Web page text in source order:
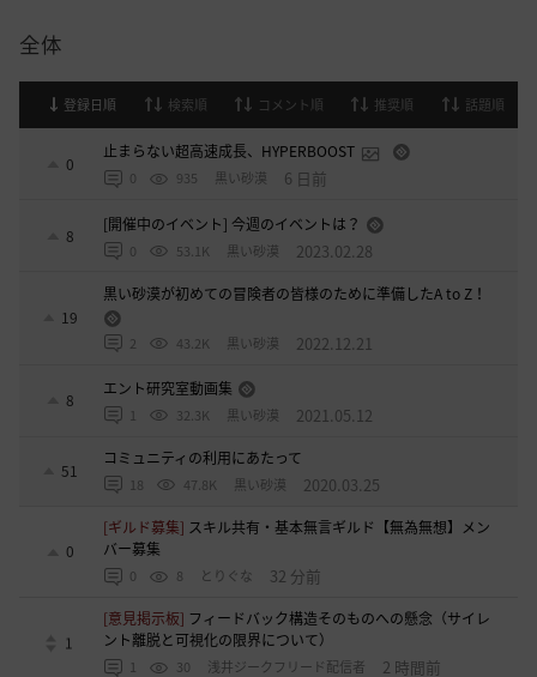
全体
登録日順 検索順 コメント順 推奨順 話題順
0
止まらない超高速成長、HYPERBOOST
0 935 黒い砂漠 6 日前
8
[開催中のイベント] 今週のイベントは？
0 53.1K 黒い砂漠 2023.02.28
19
黒い砂漠が初めての冒険者の皆様のために準備したA to Z！
2 43.2K 黒い砂漠 2022.12.21
8
エント研究室動画集
1 32.3K 黒い砂漠 2021.05.12
51
コミュニティの利用にあたって
18 47.8K 黒い砂漠 2020.03.25
0
[ギルド募集] スキル共有・基本無言ギルド【無為無想】メン
バー募集
0 8 とりぐな 32 分前
1
[意見掲示板] フィードバック構造そのものへの懸念（サイレ
ント離脱と可視化の限界について）
1 30 浅井ジークフリード配信者 2 時間前